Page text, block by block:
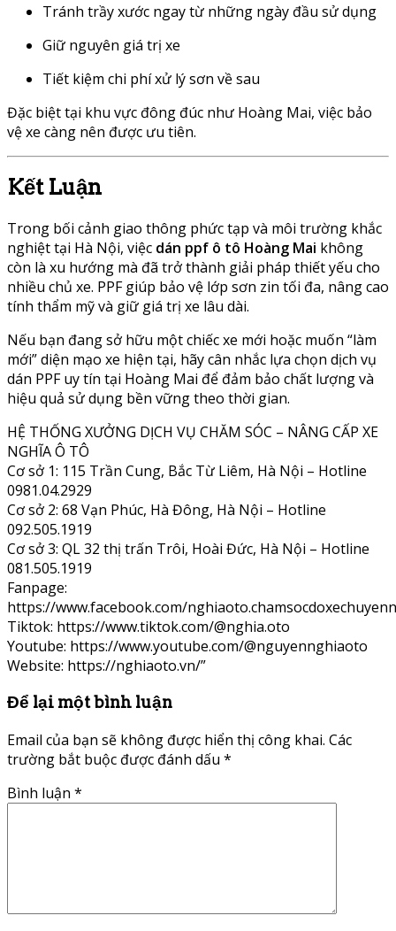
Tránh trầy xước ngay từ những ngày đầu sử dụng
Giữ nguyên giá trị xe
Tiết kiệm chi phí xử lý sơn về sau
Đặc biệt tại khu vực đông đúc như Hoàng Mai, việc bảo
vệ xe càng nên được ưu tiên.
Kết Luận
Trong bối cảnh giao thông phức tạp và môi trường khắc
nghiệt tại Hà Nội, việc dán ppf ô tô Hoàng Mai không
còn là xu hướng mà đã trở thành giải pháp thiết yếu cho
nhiều chủ xe. PPF giúp bảo vệ lớp sơn zin tối đa, nâng cao
tính thẩm mỹ và giữ giá trị xe lâu dài.
Nếu bạn đang sở hữu một chiếc xe mới hoặc muốn “làm
mới” diện mạo xe hiện tại, hãy cân nhắc lựa chọn dịch vụ
dán PPF uy tín tại Hoàng Mai để đảm bảo chất lượng và
hiệu quả sử dụng bền vững theo thời gian.
HỆ THỐNG XƯỞNG DỊCH VỤ CHĂM SÓC – NÂNG CẤP XE
NGHĨA Ô TÔ
Cơ sở 1: 115 Trần Cung, Bắc Từ Liêm, Hà Nội – Hotline
0981.04.2929
Cơ sở 2: 68 Vạn Phúc, Hà Đông, Hà Nội – Hotline
092.505.1919
Cơ sở 3: QL 32 thị trấn Trôi, Hoài Đức, Hà Nội – Hotline
081.505.1919
Fanpage:
https://www.facebook.com/
Tiktok: https://www.tiktok.com/@nghia.oto
Youtube: https://www.youtube.com/@nguyennghiaoto
Website: https://nghiaoto.vn/”
Để lại một bình luận
Email của bạn sẽ không được hiển thị công khai. Các
trường bắt buộc được đánh dấu *
Bình luận *